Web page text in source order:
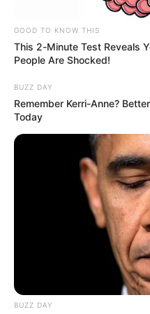
Se logró establecer que el
parecer,
GOOD TO KNOW THIS
This 2-Minute Test Reveals
People Are Shocked!
BUZZ DAY
Remember Kerri-Anne?
Today
BUZZ DAY